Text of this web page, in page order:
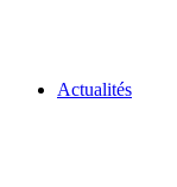
Actualités